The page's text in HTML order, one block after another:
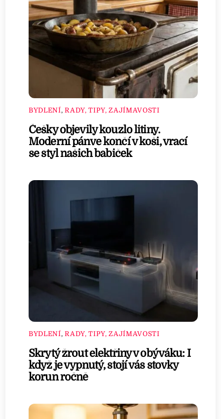
BYDLENÍ,RADY, TIPY, ZAJÍMAVOSTI
Češky objevily kouzlo litiny.
Moderní pánve končí v koši, vrací
se styl našich babiček
BYDLENÍ,RADY, TIPY, ZAJÍMAVOSTI
Skrytý žrout elektřiny v obýváku: I
když je vypnutý, stojí vás stovky
korun ročně